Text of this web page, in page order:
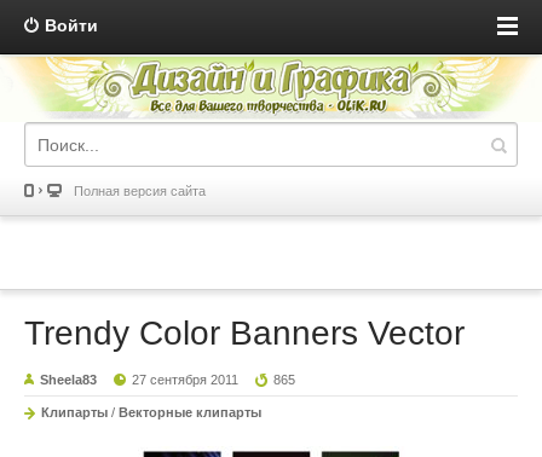
Войти
Полная версия сайта
Trendy Color Banners Vector
Sheela83 27 сентября 2011 865
Клипарты / Векторные клипарты